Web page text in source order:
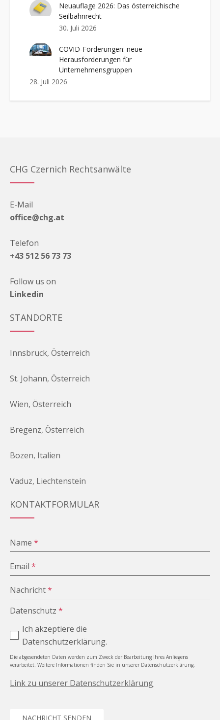
Neuauflage 2026: Das österreichische
Seilbahnrecht
30. Juli 2026
COVID-Förderungen: neue
Herausforderungen für
Unternehmensgruppen
28. Juli 2026
CHG Czernich Rechtsanwälte
E-Mail
office@chg.at
Telefon
+43 512 56 73 73
Follow us on
Linkedin
STANDORTE
Innsbruck, Österreich
St. Johann, Österreich
Wien, Österreich
Bregenz, Österreich
Bozen, Italien
Vaduz, Liechtenstein
KONTAKTFORMULAR
Name*
Email*
Nachricht*
Datenschutz*
Ich akzeptiere die
Datenschutzerklärung.
Die abgesendeten Daten werden zum Zweck der Bearbeitung Ihres Anliegens
verarbeitet. Weitere Informationen finden Sie in unserer Datenschutzerklärung.
Link zu unserer Datenschutzerklärung
NACHRICHT SENDEN